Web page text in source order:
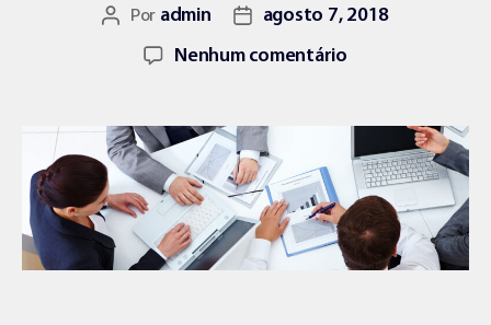
Por admin
agosto 7, 2018
Nenhum comentário